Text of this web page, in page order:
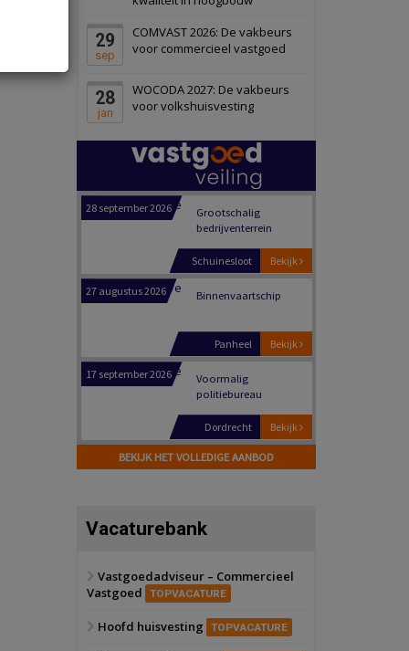
29
sep
COMVAST 2026: De vakbeurs
voor commercieel vastgoed
28
jan
WOCODA 2027: De vakbeurs
voor volkshuisvesting
Schiedam
22 september 2026 Attractiepark
Bekijk
Oranje
28 september 2026
bedrijventerrein
Schuinesloot
27 augustus 2026 Binnenvaartschip
Bekijk
Panheel
17 september 2026
Voormalig
Bekijk
Dordrecht
17 september 2026
Voormalig
politiebureau
Bekijk
Hilversum
17 september 2026
Voormalig
Zwanenburg
6 oktober 2026 Transformatieobject
BEKIJK HET VOLLEDIGE AANBOD
Vacaturebank
Vastgoedadviseur – Commercieel
Vastgoed
TOPVACATURE
Hoofd huisvesting TOPVACATURE